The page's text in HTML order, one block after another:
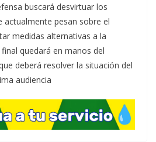
buscará desvirtuar los
actualmente pesan sobre el
medidas alternativas a la
quedará en manos del
deberá resolver la situación del
audiencia